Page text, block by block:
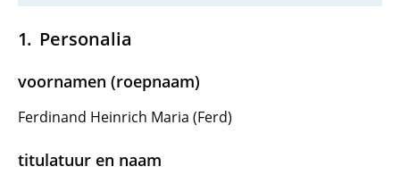
Personalia
voornamen (roepnaam)
Ferdinand Heinrich Maria (Ferd)
titulatuur en naam